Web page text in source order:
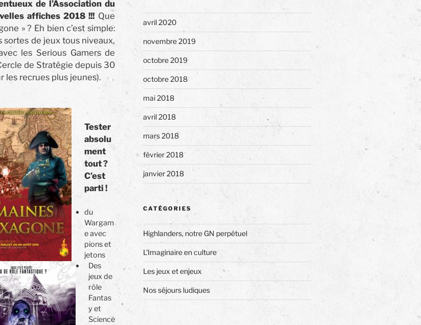
de l’Association du
affiches 2018 !!! Que
» ? Eh bien c’est simple:
de jeux tous niveaux,
les Serious Gamers de
de Stratégie depuis 30
les recrues plus jeunes).
Tester
absolu
ment
tout ?
C’est
parti !
du
Wargam
e avec
pions et
jetons
Des
jeux de
rôle
Fantas
y et
Science
avril 2020
novembre 2019
octobre 2019
octobre 2018
mai 2018
avril 2018
mars 2018
février 2018
janvier 2018
CATÉGORIES
Highlanders, notre GN perpétuel
L'Imaginaire en culture
Les jeux et enjeux
Nos séjours ludiques